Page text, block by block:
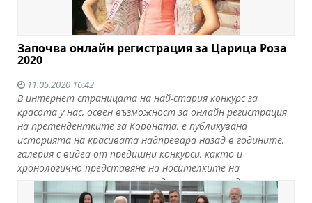
Започва онлайн регистрация за Царица Роза
2020
11.05.2020 16:42
В интернет страницата на най-стария конкурс за
красота у нас, освен възможност за онлайн регистрация
на претендентките за Короната, е публикувана
историята на красивата надпревара назад в годините,
галерия с видеа от предишни конкурси, както и
хронологично представяне на носителките на
авторитетната титла назад във времето, до
далечната 1960г. Прочети още